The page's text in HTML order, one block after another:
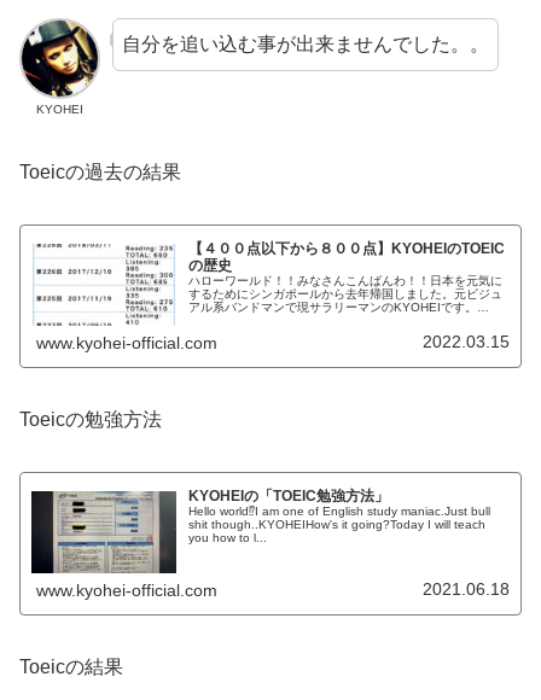
KYOHEI
自分を追い込む事が出来ませんでした。。
Toeicの過去の結果
【４００点以下から８００点】KYOHEIのTOEIC
の歴史
ハローワールド！！みなさんこんばんわ！！日本を元気に
するためにシンガポールから去年帰国しました。元ビジュ
アル系バンドマンで現サラリーマンのKYOHEIです。
www.kyohei-official.com 2022.03.15
Toeicの勉強方法
KYOHEIの「TOEIC勉強方法」
Hello world⁉I am one of English study maniac.Just bull
shit though..KYOHEIHow's it going?Today I will teach
you how to l...
www.kyohei-official.com 2021.06.18
Toeicの結果